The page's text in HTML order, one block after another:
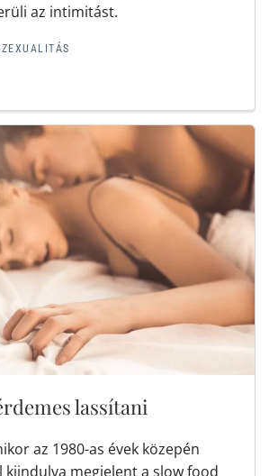
az intimitást.
lassítani
az 1980-as évek közepén
kiindulva megjelent a slow food